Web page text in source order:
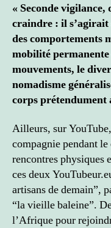
« Seconde
craindre : il s’agirait
des comportements
mobilité permanente
mouvements, le
nomadisme
corps prétendument
Ailleurs, sur
compagnie pendant
rencontres physiques
ces deux
artisans de demain”,
“la vieille baleine”.
l’Afrique pour